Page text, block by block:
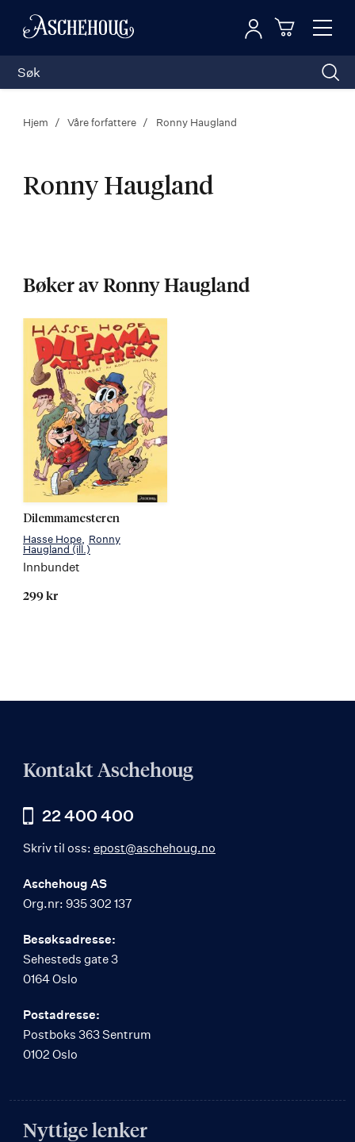
Toggle
Logg inn
Hjem Våre forfattere Ronny Haugland
Ronny Haugland
Bøker av Ronny Haugland
Dilemmamesteren
Hasse Hope
Ronny
Haugland (ill.)
Innbundet
299 kr
Kontakt Aschehoug
22 400 400
Skriv til oss: epost@aschehoug.no
Aschehoug AS
Org.nr: 935 302 137
Besøksadresse:
Sehesteds gate 3
0164 Oslo
Postadresse:
Postboks 363 Sentrum
0102 Oslo
Nyttige lenker